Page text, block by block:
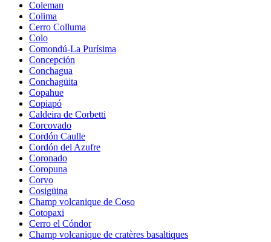
Coleman
Colima
Cerro Colluma
Colo
Comondú-La Purísima
Concepción
Conchagua
Conchagüita
Copahue
Copiapó
Caldeira de Corbetti
Corcovado
Cordón Caulle
Cordón del Azufre
Coronado
Coropuna
Corvo
Cosigüina
Champ volcanique de Coso
Cotopaxi
Cerro el Cóndor
Champ volcanique de cratères basaltiques